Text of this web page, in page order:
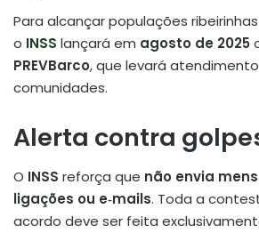
Para alcançar populações
o INSS lançará em agosto de 2025
PREVBarco, que levará
comunidades.
Alerta contra
O INSS reforça que não envia
ligações ou e‑mails. Toda a
acordo deve ser feita